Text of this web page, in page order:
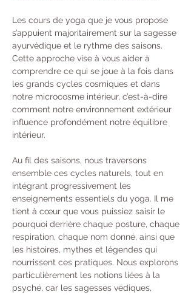
Les cours de yoga que je vous propose
s’appuient majoritairement sur la sagesse
ayurvédique et le rythme des saisons.
Cette approche vise à vous aider à
comprendre ce qui se joue à la fois dans
les grands cycles cosmiques et dans
notre microcosme intérieur, c’est-à-dire
comment notre environnement extérieur
influence profondément notre équilibre
intérieur.
Au fil des saisons, nous traversons
ensemble ces cycles naturels, tout en
intégrant progressivement les
enseignements essentiels du yoga. Il me
tient à cœur que vous puissiez saisir le
pourquoi derrière chaque posture, chaque
respiration, chaque nom donné, ainsi que
les histoires, mythes et légendes qui
nourrissent ces pratiques. Nous explorons
particulièrement les notions liées à la
psyché, car les sagesses védiques,